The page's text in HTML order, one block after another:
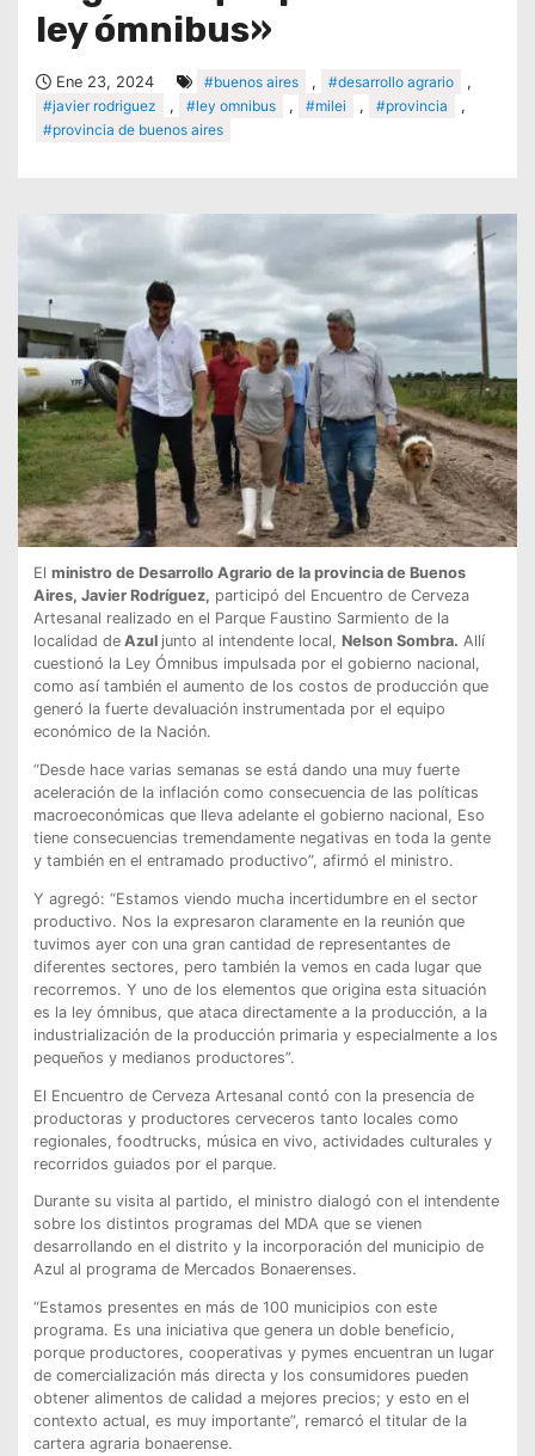
ley ómnibus»
Ene 23, 2024 #buenos aires , #desarrollo agrario
,
#javier rodriguez
, #ley omnibus , #milei , #provincia
,
#provincia de buenos aires
El ministro de Desarrollo Agrario de la provincia de Buenos
Aires, Javier Rodríguez, participó del Encuentro de Cerveza
Artesanal realizado en el Parque Faustino Sarmiento de la
localidad deAzul junto al intendente local, Nelson Sombra. Allí
cuestionó la Ley Ómnibus impulsada por el gobierno nacional,
como así también el aumento de los costos de producción que
generó la fuerte devaluación instrumentada por el equipo
económico de la Nación.
“Desde hace varias semanas se está dando una muy fuerte
aceleración de la inflación como consecuencia de las políticas
macroeconómicas que lleva adelante el gobierno nacional, Eso
tiene consecuencias tremendamente negativas en toda la gente
y también en el entramado productivo”, afirmó el ministro.
Y agregó: “Estamos viendo mucha incertidumbre en el sector
productivo. Nos la expresaron claramente en la reunión que
tuvimos ayer con una gran cantidad de representantes de
diferentes sectores, pero también la vemos en cada lugar que
recorremos. Y uno de los elementos que origina esta situación
es la ley ómnibus, que ataca directamente a la producción, a la
industrialización de la producción primaria y especialmente a los
pequeños y medianos productores”.
El Encuentro de Cerveza Artesanal contó con la presencia de
productoras y productores cerveceros tanto locales como
regionales, foodtrucks, música en vivo, actividades culturales y
recorridos guiados por el parque.
Durante su visita al partido, el ministro dialogó con el intendente
sobre los distintos programas del MDA que se vienen
desarrollando en el distrito y la incorporación del municipio de
Azul al programa de Mercados Bonaerenses.
“Estamos presentes en más de 100 municipios con este
programa. Es una iniciativa que genera un doble beneficio,
porque productores, cooperativas y pymes encuentran un lugar
de comercialización más directa y los consumidores pueden
obtener alimentos de calidad a mejores precios; y esto en el
contexto actual, es muy importante”, remarcó el titular de la
cartera agraria bonaerense.